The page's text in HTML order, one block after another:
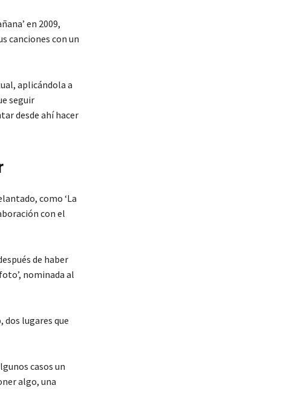
en 2009,
canciones con un
aplicándola a
seguir
desde ahí hacer
como ‘La
con el
de haber
nominada al
dos lugares que
casos un
algo, una